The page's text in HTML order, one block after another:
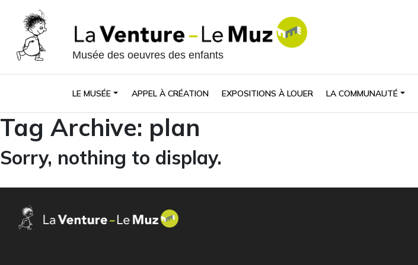
Musée des oeuvres des enfants
LE MUSÉE APPEL À CRÉATION EXPOSITIONS À LOUER LA COMMUNAUTÉ
Tag Archive: plan
Sorry, nothing to display.